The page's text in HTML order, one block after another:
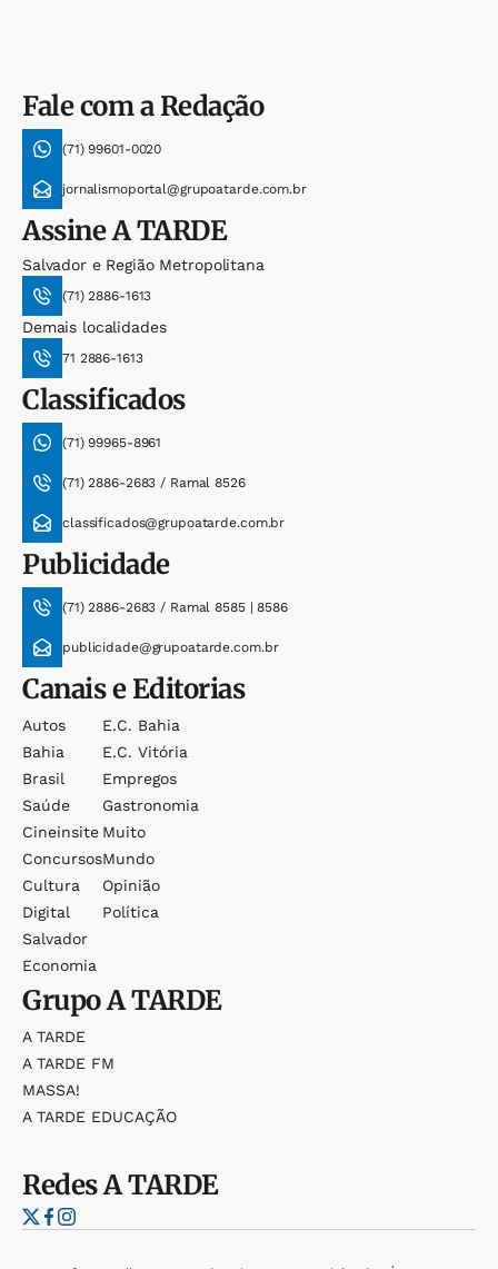
Fale com a Redação
(71) 99601-0020
jornalismoportal@grupoatarde.com.br
AssineA TARDE
Salvador e Região Metropolitana
(71) 2886-1613
Demais localidades
71 2886-1613
Classificados
(71) 99965-8961
(71) 2886-2683 / Ramal 8526
classificados@grupoatarde.com.br
Publicidade
(71) 2886-2683 / Ramal 8585 | 8586
publicidade@grupoatarde.com.br
Canais e Editorias
Autos
Bahia
Brasil
Saúde
Cineinsite
Concursos
Cultura
Digital
Salvador
Economia
E.c. Bahia
E.c. Vitória
Empregos
Gastronomia
Muito
Mundo
Opinião
Política
GrupoA TARDE
A TARDE
A TARDE FM
MASSA!
A TARDE EDUCAÇÃO
RedesA TARDE